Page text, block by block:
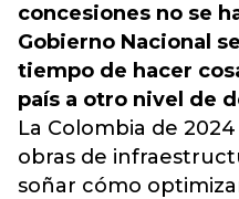
concesiones no se
Gobierno Nacional
tiempo de hacer
país a otro nivel de
La Colombia de
obras de
soñar cómo